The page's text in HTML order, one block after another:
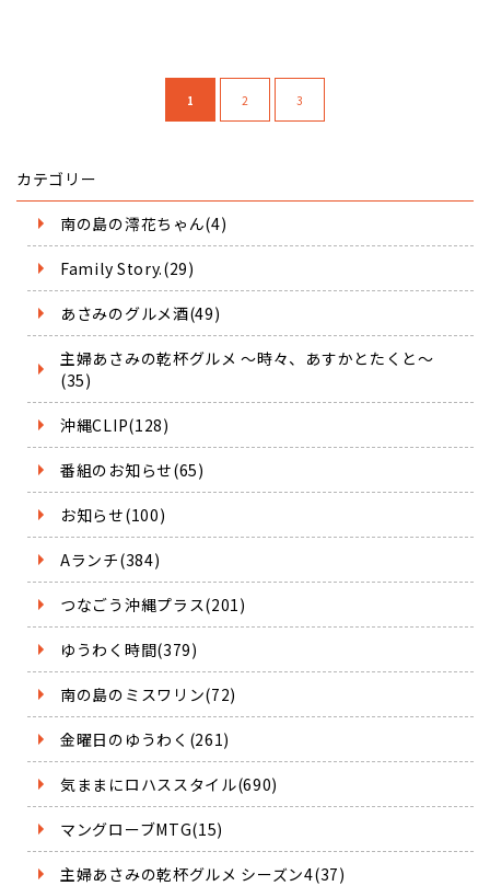
1 2 3
カテゴリー
南の島の澪花ちゃん(4)
Family Story.(29)
あさみのグルメ酒(49)
主婦あさみの乾杯グルメ ～時々、あすかとたくと～
(35)
沖縄CLIP(128)
番組のお知らせ(65)
お知らせ(100)
Aランチ(384)
つなごう沖縄プラス(201)
ゆうわく時間(379)
南の島のミスワリン(72)
金曜日のゆうわく(261)
気ままにロハススタイル(690)
マングローブMTG(15)
主婦あさみの乾杯グルメ シーズン4(37)